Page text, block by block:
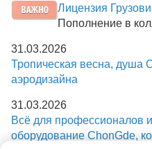
Лицензия
Пополнение в
31.03.2026
Тропическая весна, душа
аэродизайна
31.03.2026
Всё для профессионалов
оборудование ChonGde,